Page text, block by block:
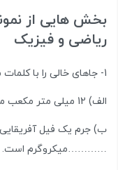
بخش هایی از
ریاضی و فیزیک
1- جاهای خالی را با کلمات مناسب کامل کنید:
الف) 12 میلی متر مکعب معادل ………… متر مکعب است.
…………میکروگرم است.